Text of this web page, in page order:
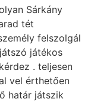
Sárkány
tét
felszolgál
játékos
. teljesen
vel érthetően
határ játszik